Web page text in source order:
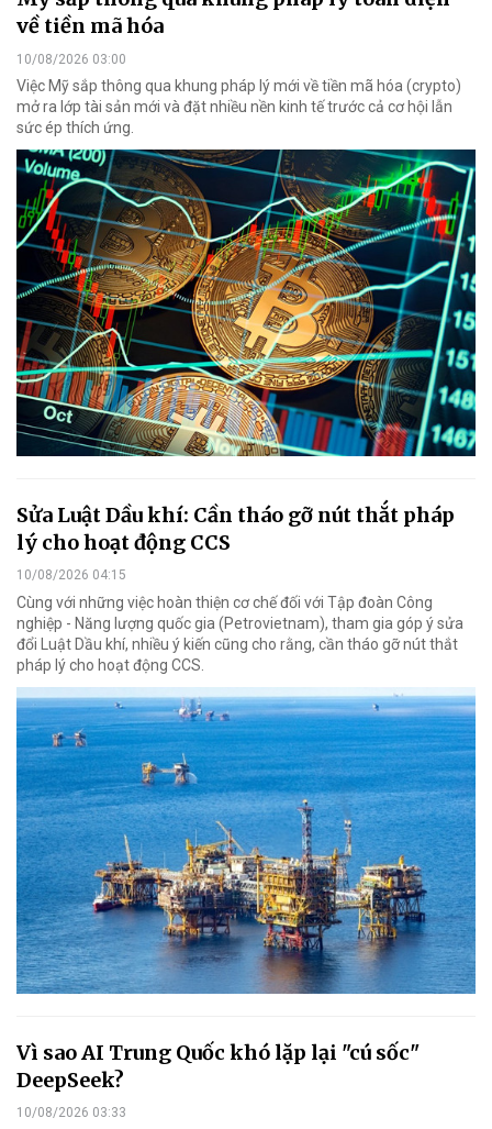
về tiền mã hóa
10/08/2026 03:00
Việc Mỹ sắp thông qua khung pháp lý mới về tiền mã hóa (crypto)
mở ra lớp tài sản mới và đặt nhiều nền kinh tế trước cả cơ hội lẫn
sức ép thích ứng.
Sửa Luật Dầu khí: Cần tháo gỡ nút thắt pháp
lý cho hoạt động CCS
10/08/2026 04:15
Cùng với những việc hoàn thiện cơ chế đối với Tập đoàn Công
nghiệp - Năng lượng quốc gia (Petrovietnam), tham gia góp ý sửa
đổi Luật Dầu khí, nhiều ý kiến cũng cho rằng, cần tháo gỡ nút thắt
pháp lý cho hoạt động CCS.
Vì sao AI Trung Quốc khó lặp lại "cú sốc"
DeepSeek?
10/08/2026 03:33